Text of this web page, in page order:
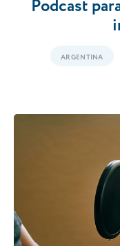
Podcast
ARGENTINA